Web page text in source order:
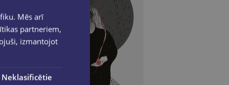
Mēs arī
partneriem,
izmantojot
Neklasificētie